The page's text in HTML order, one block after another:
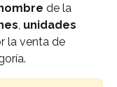
de la
, unidades
la venta de